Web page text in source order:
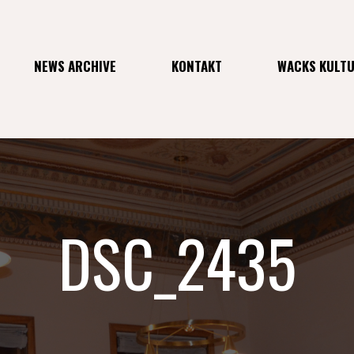
NEWS ARCHIVE KONTAKT WACKS
DSC_2435